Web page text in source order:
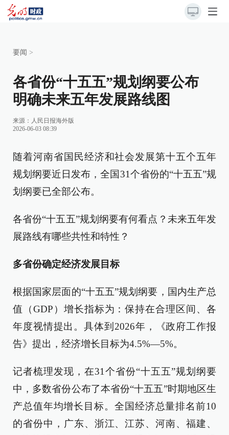
要闻 >
各省份“十五五”规划纲要公布
明确未来五年发展路线图
来源： 人民日报海外版
2026-06-03 08:39
随着河南省国民经济和社会发展第十五个五年
规划纲要近日发布，全国31个省份的“十五五”规
划纲要已全部公布。
各省份“十五五”规划纲要有何看点？未来五年发
展路线有哪些共性和特性？
多省份确定经济发展目标
根据国家层面的“十五五”规划纲要，国内生产总
值（GDP）增长指标为：保持在合理区间、各
年度视情提出。具体到2026年，《政府工作报
告》提出，经济增长目标为4.5%—5%。
记者梳理发现，在31个省份“十五五”规划纲要
中，多数省份公布了本省份“十五五”时期地区生
产总值年均增长目标。全国经济总量排名前10
的省份中，广东、浙江、江苏、河南、福建、